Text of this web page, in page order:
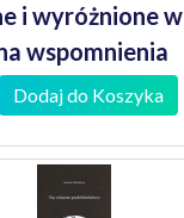
i wyróżnione w
wspomnienia
Dodaj do Koszyka